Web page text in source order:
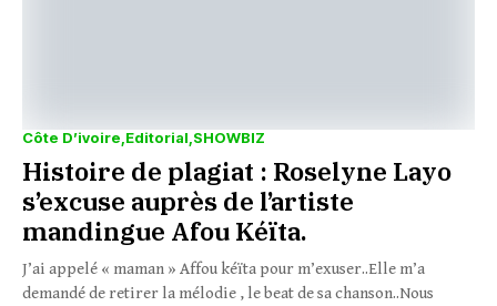
Côte D’ivoire Editorial SHOWBIZ
Histoire de plagiat : Roselyne Layo
s’excuse auprès de l’artiste
mandingue Afou Kéïta.
J’ai appelé « maman » Affou kéïta pour m’exuser..Elle m’a
demandé de retirer la mélodie , le beat de sa chanson..Nous